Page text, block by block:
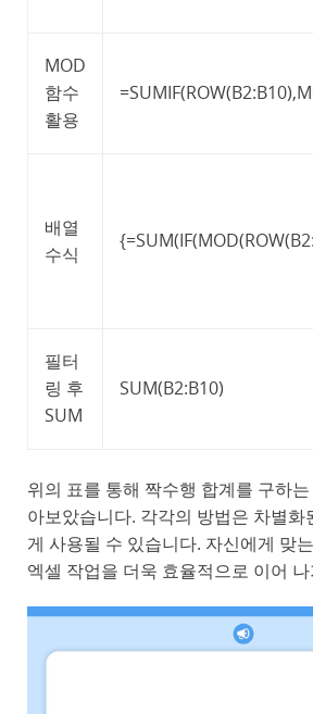
MOD
함수
활용
배열
수식
필터
링 후
SUM
SUM(B2:B10)
위의 표를 통해 짝수행 합계를 구하
아보았습니다. 각각의 방법은 차별
게 사용될 수 있습니다. 자신에게 맞
엑셀 작업을 더욱 효율적으로 이어